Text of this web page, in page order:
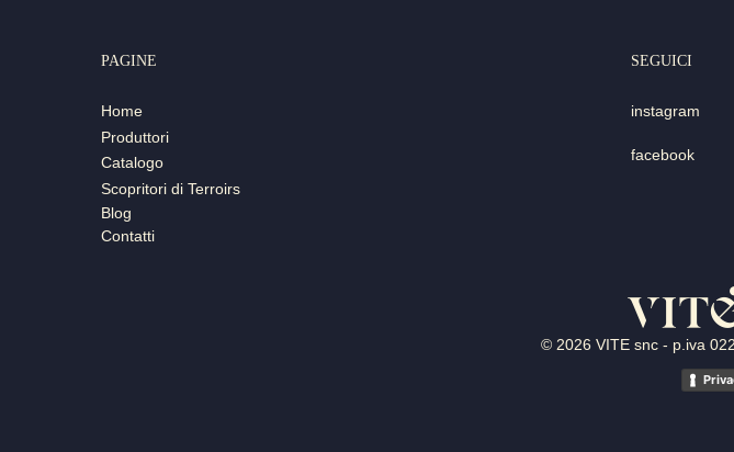
PAGINE
Home
Produttori
Catalogo
Scopritori di Terroirs
Blog
Contatti
SEGUICI
instagram
facebook
© 2026 VITE snc - p.iva